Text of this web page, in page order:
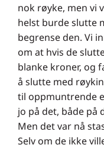
nok røyke, men vi
helst burde slutte
begrense den. Vi
om at hvis de
blanke kroner, og
å slutte med
til oppmuntrende
jo på det, både på
Men det var nå
Selv om de ikke